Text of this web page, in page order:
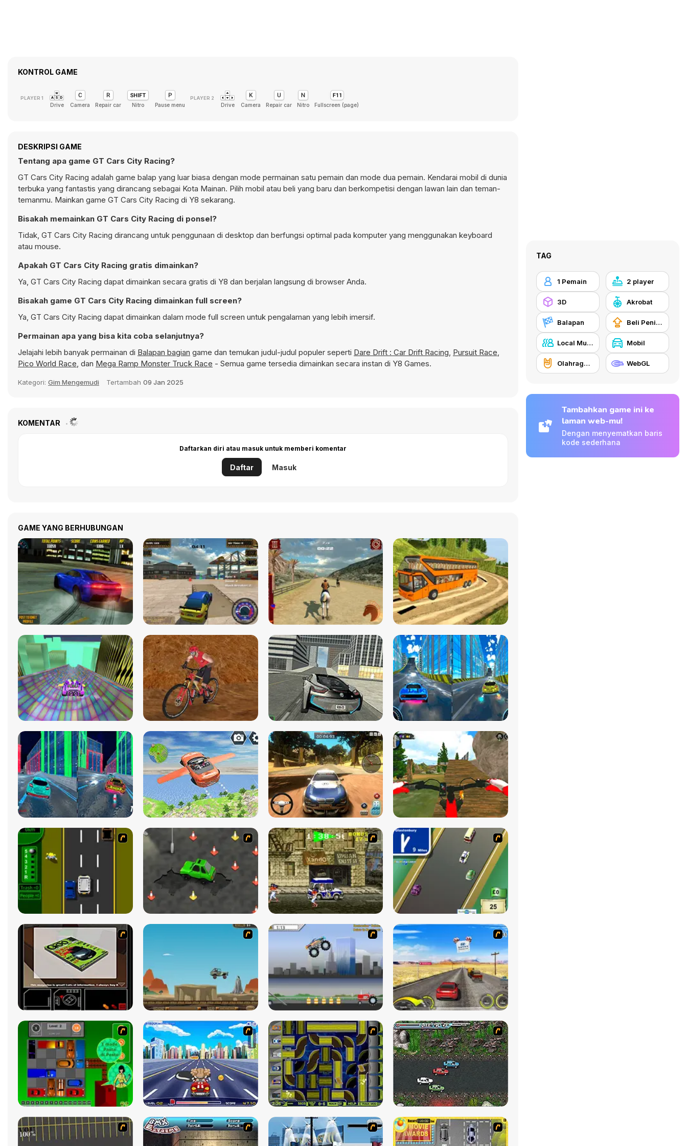
KONTROL GAME
Drive Camera Repair car Nitro Pause menu Drive Camera Repair car Nitro Fullscreen (page)
DESKRIPSI GAME
Tentang apa game GT Cars City Racing?
GT Cars City Racing adalah game balap yang luar biasa dengan mode permainan satu pemain dan mode dua pemain. Kendarai mobil di dunia
terbuka yang fantastis yang dirancang sebagai Kota Mainan. Pilih mobil atau beli yang baru dan berkompetisi dengan lawan lain dan teman-
temanmu. Mainkan game GT Cars City Racing di Y8 sekarang.
Bisakah memainkan GT Cars City Racing di ponsel?
Tidak, GT Cars City Racing dirancang untuk penggunaan di desktop dan berfungsi optimal pada komputer yang menggunakan keyboard
atau mouse.
Apakah GT Cars City Racing gratis dimainkan?
Ya, GT Cars City Racing dapat dimainkan secara gratis di Y8 dan berjalan langsung di browser Anda.
Bisakah game GT Cars City Racing dimainkan full screen?
Ya, GT Cars City Racing dapat dimainkan dalam mode full screen untuk pengalaman yang lebih imersif.
Permainan apa yang bisa kita coba selanjutnya?
Jelajahi lebih banyak permainan di Balapan bagian game dan temukan judul-judul populer seperti Dare Drift : Car Drift Racing, Pursuit Race,
Pico World Race, dan Mega Ramp Monster Truck Race - Semua game tersedia dimainkan secara instan di Y8 Games.
Kategori: Gim Mengemudi Tertambah 09 Jan 2025
KOMENTAR
Daftarkan diri atau masuk untuk memberi komentar
Daftar Masuk
GAME YANG BERHUBUNGAN
TAG
1 Pemain 2 player
3D Akrobat
Balapan Beli Peningkat Peralatan
Local Multiplayer Mobil
Olahraga ekstrim WebGL
Tambahkan game ini ke
laman web-mu!
Dengan menyematkan baris
kode sederhana